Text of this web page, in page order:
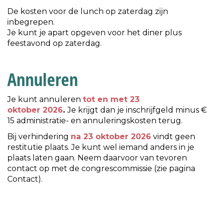
De kosten voor de lunch op zaterdag zijn
inbegrepen.
Je kunt je apart opgeven voor het diner plus
feestavond op zaterdag.
Annuleren
Je kunt annuleren tot en met 23
oktober 2026.Je krijgt dan je inschrijfgeld minus €
15 administratie- en annuleringskosten terug.
Bij verhindering na 23 oktober 2026 vindt geen
restitutie plaats. Je kunt wel iemand anders in je
plaats laten gaan. Neem daarvoor van tevoren
contact op met de congrescommissie (zie pagina
Contact).